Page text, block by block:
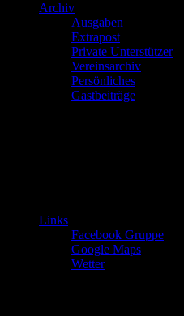
Archiv
Ausgaben
Extrapost
Private Unterstützer
Vereinsarchiv
Persönliches
Gastbeiträge
Links
Facebook Gruppe
Google Maps
Wetter